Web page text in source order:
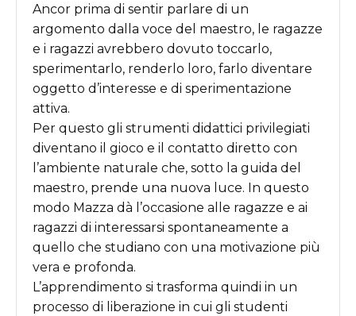
Ancor prima di sentir parlare di un
argomento dalla voce del maestro, le ragazze
e i ragazzi avrebbero dovuto toccarlo,
sperimentarlo, renderlo loro, farlo diventare
oggetto d ’interesse e di sperimentazione
attiva.
Per questo gli strumenti didattici privilegiati
diventano il gioco e il contatto diretto con
’ambiente naturale che, sotto la guida del
maestro, prende una nuova luce. In questo
modo Mazza dà l ’occasione alle ragazze e ai
ragazzi di interessarsi spontaneamente a
quello che studiano con una motivazione più
vera e profonda.
L’apprendimento si trasforma quindi in un
processo di liberazione in cui gli studenti